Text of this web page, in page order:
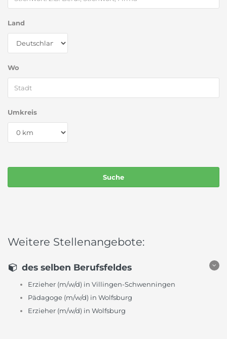
Land
Wo
Umkreis
Weitere Stellenangebote:
des selben Berufsfeldes
Erzieher (m/w/d) in Villingen-Schwenningen
Pädagoge (m/w/d) in Wolfsburg
Erzieher (m/w/d) in Wolfsburg